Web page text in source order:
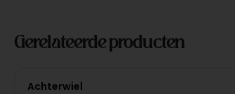
Gerelateerde producten
Achterwiel